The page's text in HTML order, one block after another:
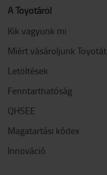
A Toyotáról
Kik vagyunk mi
Miért vásároljunk Toyotát
Letöltések
Fenntarthatóság
QHSEE
Magatartási kódex
Innováció